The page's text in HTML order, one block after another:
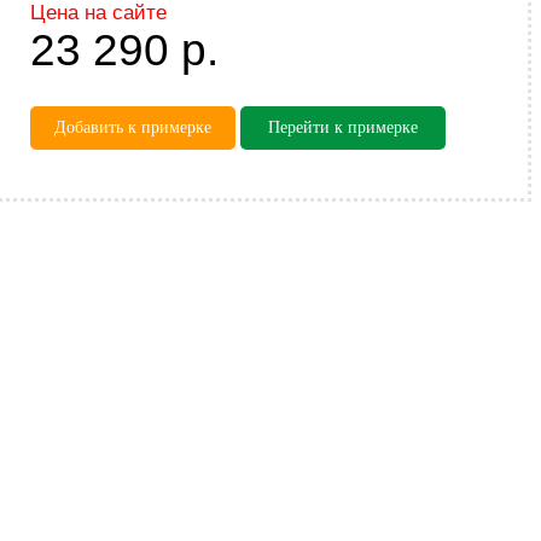
Цена на сайте
23 290 р.
Добавить к примерке Перейти к примерке